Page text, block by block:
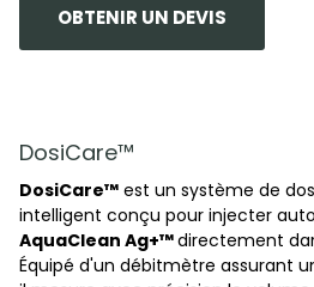
OBTENIR UN DEVIS
DosiCare™
DosiCare™ est un système de
intelligent conçu pour injecter
AquaClean Ag+™directement
Équipé d'un débitmètre assurant